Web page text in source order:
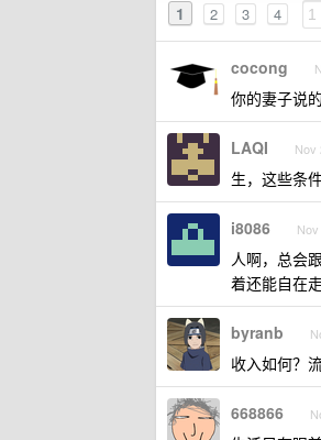
1 2 3 4
cocong
你的妻子说
LAQI Nov
生，这些条
i8086
人啊，总会
着还能自在
byranb
收入如何？
668866